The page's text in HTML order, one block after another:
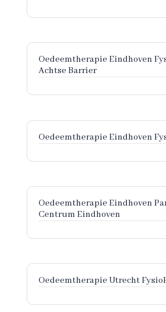
Oedeemtherapie Eindhoven
Achtse Barrier
Oedeemtherapie Eindhoven
Oedeemtherapie Eindhoven
Centrum Eindhoven
Oedeemtherapie Utrecht